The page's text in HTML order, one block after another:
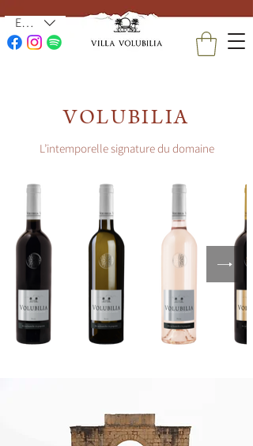
EUR (€)
VOLUBILIA
L’intemporelle signature du domaine